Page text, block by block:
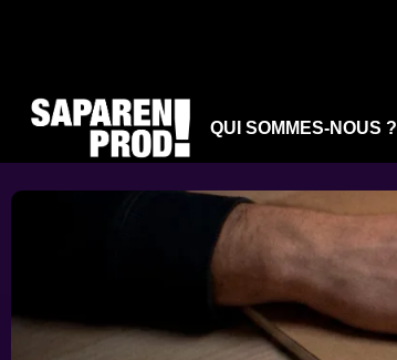
QUI SOMMES-NOUS ?